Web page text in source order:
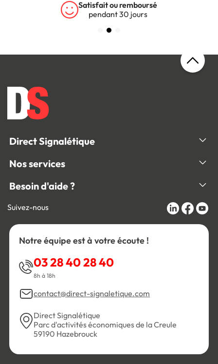
Satisfait ou remboursé
pendant 30 jours
Direct Signalétique
Nos services
Besoin d'aide ?
Suivez-nous
Notre équipe est à votre écoute !
03 28 40 28 40
8h à 18h
contact@direct-signaletique.com
Direct Signalétique
Parc d'activités économiques de la Creule
59190 Hazebrouck